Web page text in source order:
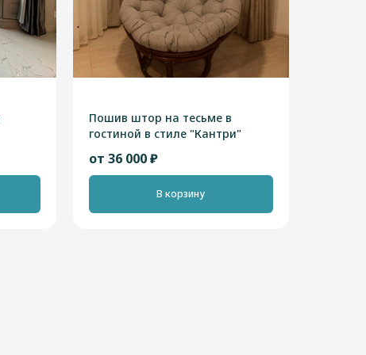
Пошив штор на тесьме в
гостиной в стиле "Кантри"
от 36 000 ₽
В корзину